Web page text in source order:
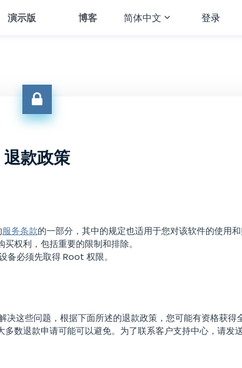
追踪图库
音频流
查看浏览器历史
演示版 博客 简体中文
Русский
登录
退款政策
服务条款的一部分，其中的规定也适用于您对该软件的使用和
权利，包括重要的限制和排除。
必须先取得 Root 权限。
这些问题，根据下面所述的退款政策，您可能有资格获得
数退款申请可能可以避免。为了联系客户支持中心，请发